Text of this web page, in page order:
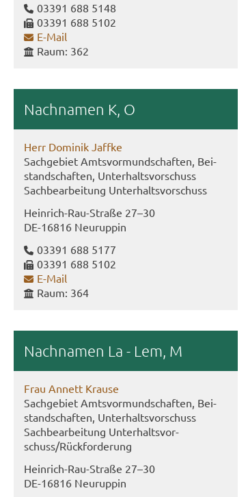
03391 688 5148
03391 688 5102
E-​Mail
Raum: 362
Nach­na­men K, O
Herr Do­mi­nik Jaff­ke
Sach­ge­biet Amts­vor­mund­schaf­ten, Bei­
stand­schaf­ten, Un­ter­halts­vor­schuss
Sach­be­ar­bei­tung Un­ter­halts­vor­schuss
Heinrich-​Rau-Straße 27–30
DE-​16816 Neu­rup­pin
03391 688 5177
03391 688 5102
E-​Mail
Raum: 364
Nach­na­men La - Lem, M
Frau An­nett Krau­se
Sach­ge­biet Amts­vor­mund­schaf­ten, Bei­
stand­schaf­ten, Un­ter­halts­vor­schuss
Sach­be­ar­bei­tung Un­ter­halts­vor­
schuss/Rück­for­de­rung
Heinrich-​Rau-Straße 27–30
DE-​16816 Neu­rup­pin